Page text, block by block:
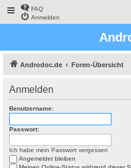
FAQ
Anmelden
Androdoc.de Foren-Übersicht
Anmelden
Benutzername:
Passwort:
Ich habe mein Passwort vergessen
Angemeldet bleiben